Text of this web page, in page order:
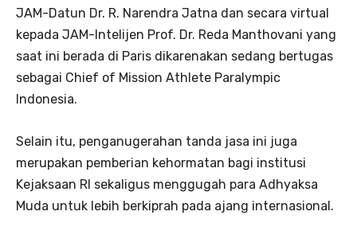
JAM-Datun Dr. R. Narendra Jatna dan secara virtual
kepada JAM-Intelijen Prof. Dr. Reda Manthovani yang
saat ini berada di Paris dikarenakan sedang bertugas
sebagai Chief of Mission Athlete Paralympic
Indonesia.
Selain itu, penganugerahan tanda jasa ini juga
merupakan pemberian kehormatan bagi institusi
Kejaksaan RI sekaligus menggugah para Adhyaksa
Muda untuk lebih berkiprah pada ajang internasional.